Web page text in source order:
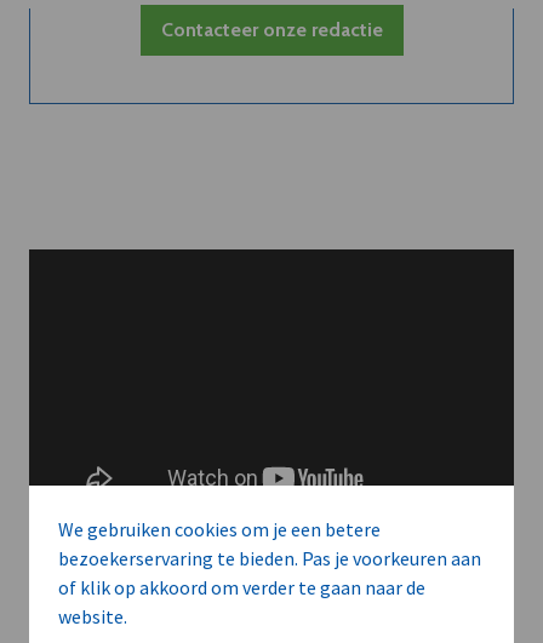
We gebruiken cookies om je een betere
bezoekerservaring te bieden. Pas je voorkeuren aan
of klik op akkoord om verder te gaan naar de
website.
Contacteer onze redactie